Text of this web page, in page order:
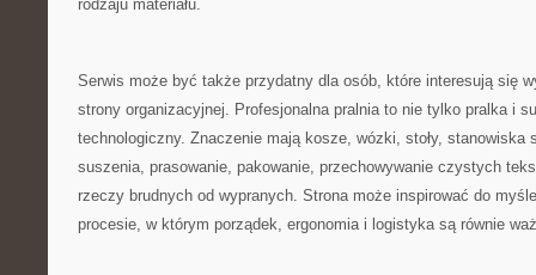
rodzaju materiału.
Serwis może być także przydatny dla osób, które interesują się
strony organizacyjnej. Profesjonalna pralnia to nie tylko pralka i
technologiczny. Znaczenie mają kosze, wózki, stoły, stanowiska
suszenia, prasowanie, pakowanie, przechowywanie czystych
rzeczy brudnych od wypranych. Strona może inspirować do
procesie, w którym porządek, ergonomia i logistyka są równie